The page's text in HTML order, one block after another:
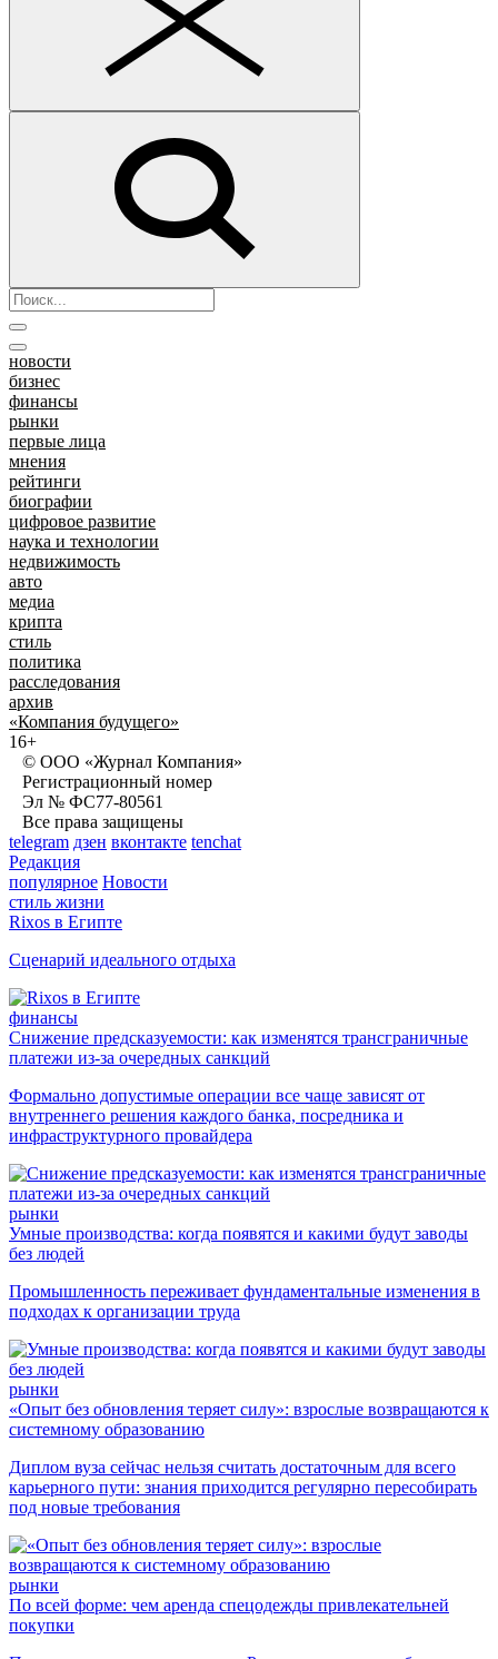
новости
бизнес
финансы
рынки
первые лица
мнения
рейтинги
биографии
цифровое развитие
наука и технологии
недвижимость
авто
медиа
крипта
стиль
политика
расследования
архив
«Компания будущего»
16+
© ООО «Журнал Компания»
Регистрационный номер
Эл № ФС77-80561
Все права защищены
telegram дзен вконтакте tenchat
Редакция
популярное Новости
стиль жизни
Rixos в Египте
Сценарий идеального отдыха
финансы
Снижение предсказуемости: как изменятся трансграничные
платежи из-за очередных санкций
Формально допустимые операции все чаще зависят от
внутреннего решения каждого банка, посредника и
инфраструктурного провайдера
рынки
Умные производства: когда появятся и какими будут заводы
без людей
Промышленность переживает фундаментальные изменения в
подходах к организации труда
рынки
«Опыт без обновления теряет силу»: взрослые возвращаются к
системному образованию
Диплом вуза сейчас нельзя считать достаточным для всего
карьерного пути: знания приходится регулярно пересобирать
под новые требования
рынки
По всей форме: чем аренда спецодежды привлекательней
покупки